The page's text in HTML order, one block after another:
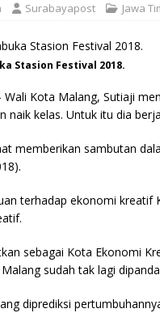
Surabayapost Jawa
Stasion Festival 2018.
Wali Kota Malang, Sutiaji
naik kelas. Untuk itu dia
memberikan sambutan
terhadap ekonomi kreatif
sebagai Kota Ekonomi
sudah tak lagi
diprediksi